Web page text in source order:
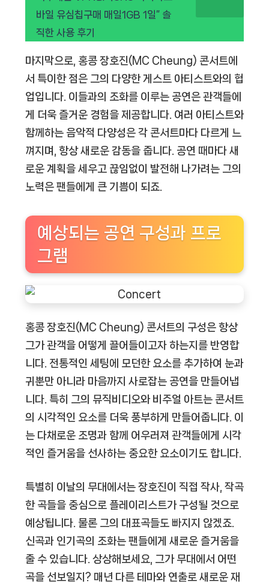
바일 유심칩구매 매일1GB 1일” 솔
직한 사용 후기
마지막으로, 홍콩 장호진(MC Cheung) 콘서트에
서 특이한 점은 그의 다양한 게스트 아티스트와의 협
업입니다. 이들과의 조화를 이루는 공연은 관객들에
게 더욱 즐거운 경험을 제공합니다. 여러 아티스트와
함께하는 음악적 다양성은 각 콘서트마다 다르게 느
껴지며, 항상 새로운 감동을 줍니다. 공연 때마다 새
로운 계획을 세우고 끊임없이 발전해 나가려는 그의
노력은 팬들에게 큰 기쁨이 되죠.
예상되는 공연 구성과 프로
그램
홍콩 장호진(MC Cheung) 콘서트의 구성은 항상
그가 관객을 어떻게 끌어들이고자 하는지를 반영합
니다. 전통적인 세팅에 모던한 요소를 추가하여 눈과
귀뿐만 아니라 마음까지 사로잡는 공연을 만들어냅
니다. 특히 그의 뮤직비디오와 비주얼 아트는 콘서트
의 시각적인 요소를 더욱 풍부하게 만들어줍니다. 이
는 다채로운 조명과 함께 어우러져 관객들에게 시각
적인 즐거움을 선사하는 중요한 요소이기도 합니다.
특별히 이날의 무대에서는 장호진이 직접 작사, 작곡
한 곡들을 중심으로 플레이리스트가 구성될 것으로
예상됩니다. 물론 그의 대표곡들도 빠지지 않겠죠.
신곡과 인기곡의 조화는 팬들에게 새로운 즐거움을
줄 수 있습니다. 상상해보세요, 그가 무대에서 어떤
곡을 선보일지? 매년 다른 테마와 연출로 새로운 재